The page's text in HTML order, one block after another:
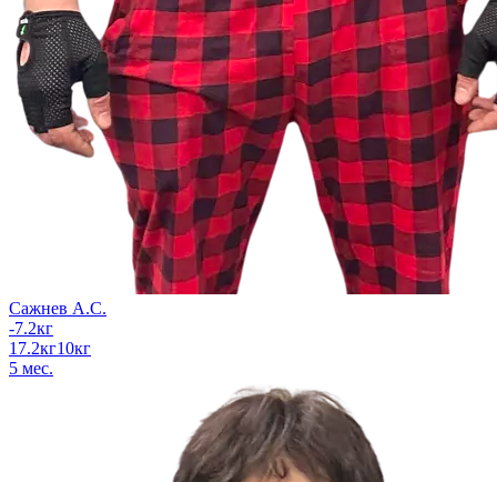
Сажнев А.С.
-7.2кг
17.2кг10кг
5 мес.